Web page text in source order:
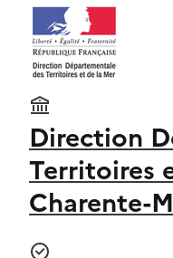
Direction
Territoires
Charente-